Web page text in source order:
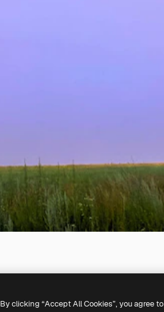
By clicking “Accept All Cookies”, you agree